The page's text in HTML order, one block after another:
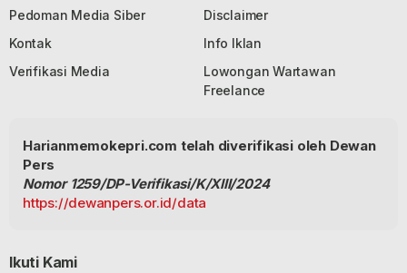
Pedoman Media Siber
Disclaimer
Kontak
Info Iklan
Verifikasi Media
Lowongan Wartawan
Freelance
Harianmemokepri.com telah diverifikasi oleh Dewan
Pers
Nomor 1259/DP-Verifikasi/K/XIII/2024
https://dewanpers.or.id/data
Ikuti Kami